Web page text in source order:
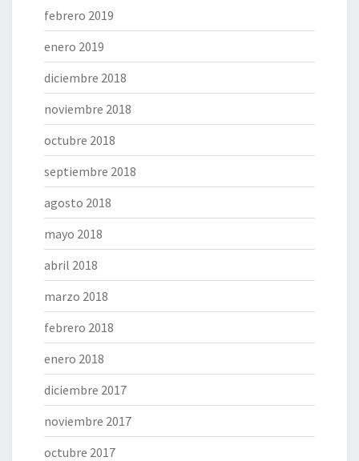
febrero 2019
enero 2019
diciembre 2018
noviembre 2018
octubre 2018
septiembre 2018
agosto 2018
mayo 2018
abril 2018
marzo 2018
febrero 2018
enero 2018
diciembre 2017
noviembre 2017
octubre 2017